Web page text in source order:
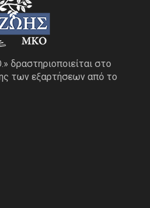
δραστηριοποιείται στο
των εξαρτήσεων από το